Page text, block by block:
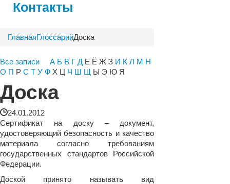
Контакты
ГлавнаяГлоссарийДоска
Все записи А Б В Г Д Е Ё Ж З И К Л М Н
О П Р С Т У Ф Х Ц Ч Ш Щ Ы Э Ю Я
Доска
24.01.2012
Сертификат на доску – документ,
удостоверяющий безопасность и качество
материала согласно требованиям
государственных стандартов Российской
Федерации.
Доской принято называть вид